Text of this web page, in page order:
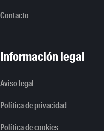
Contacto
Información legal
Aviso legal
Política de privacidad
Política de cookies